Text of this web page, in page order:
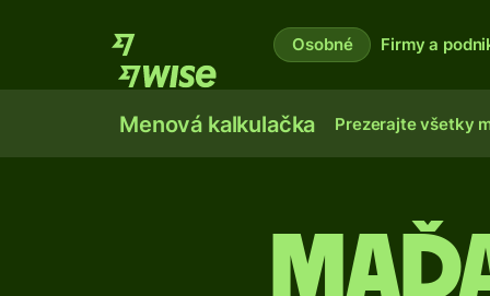
Osobné Firmy a
Menová kalkulačka Prezerajte všetky